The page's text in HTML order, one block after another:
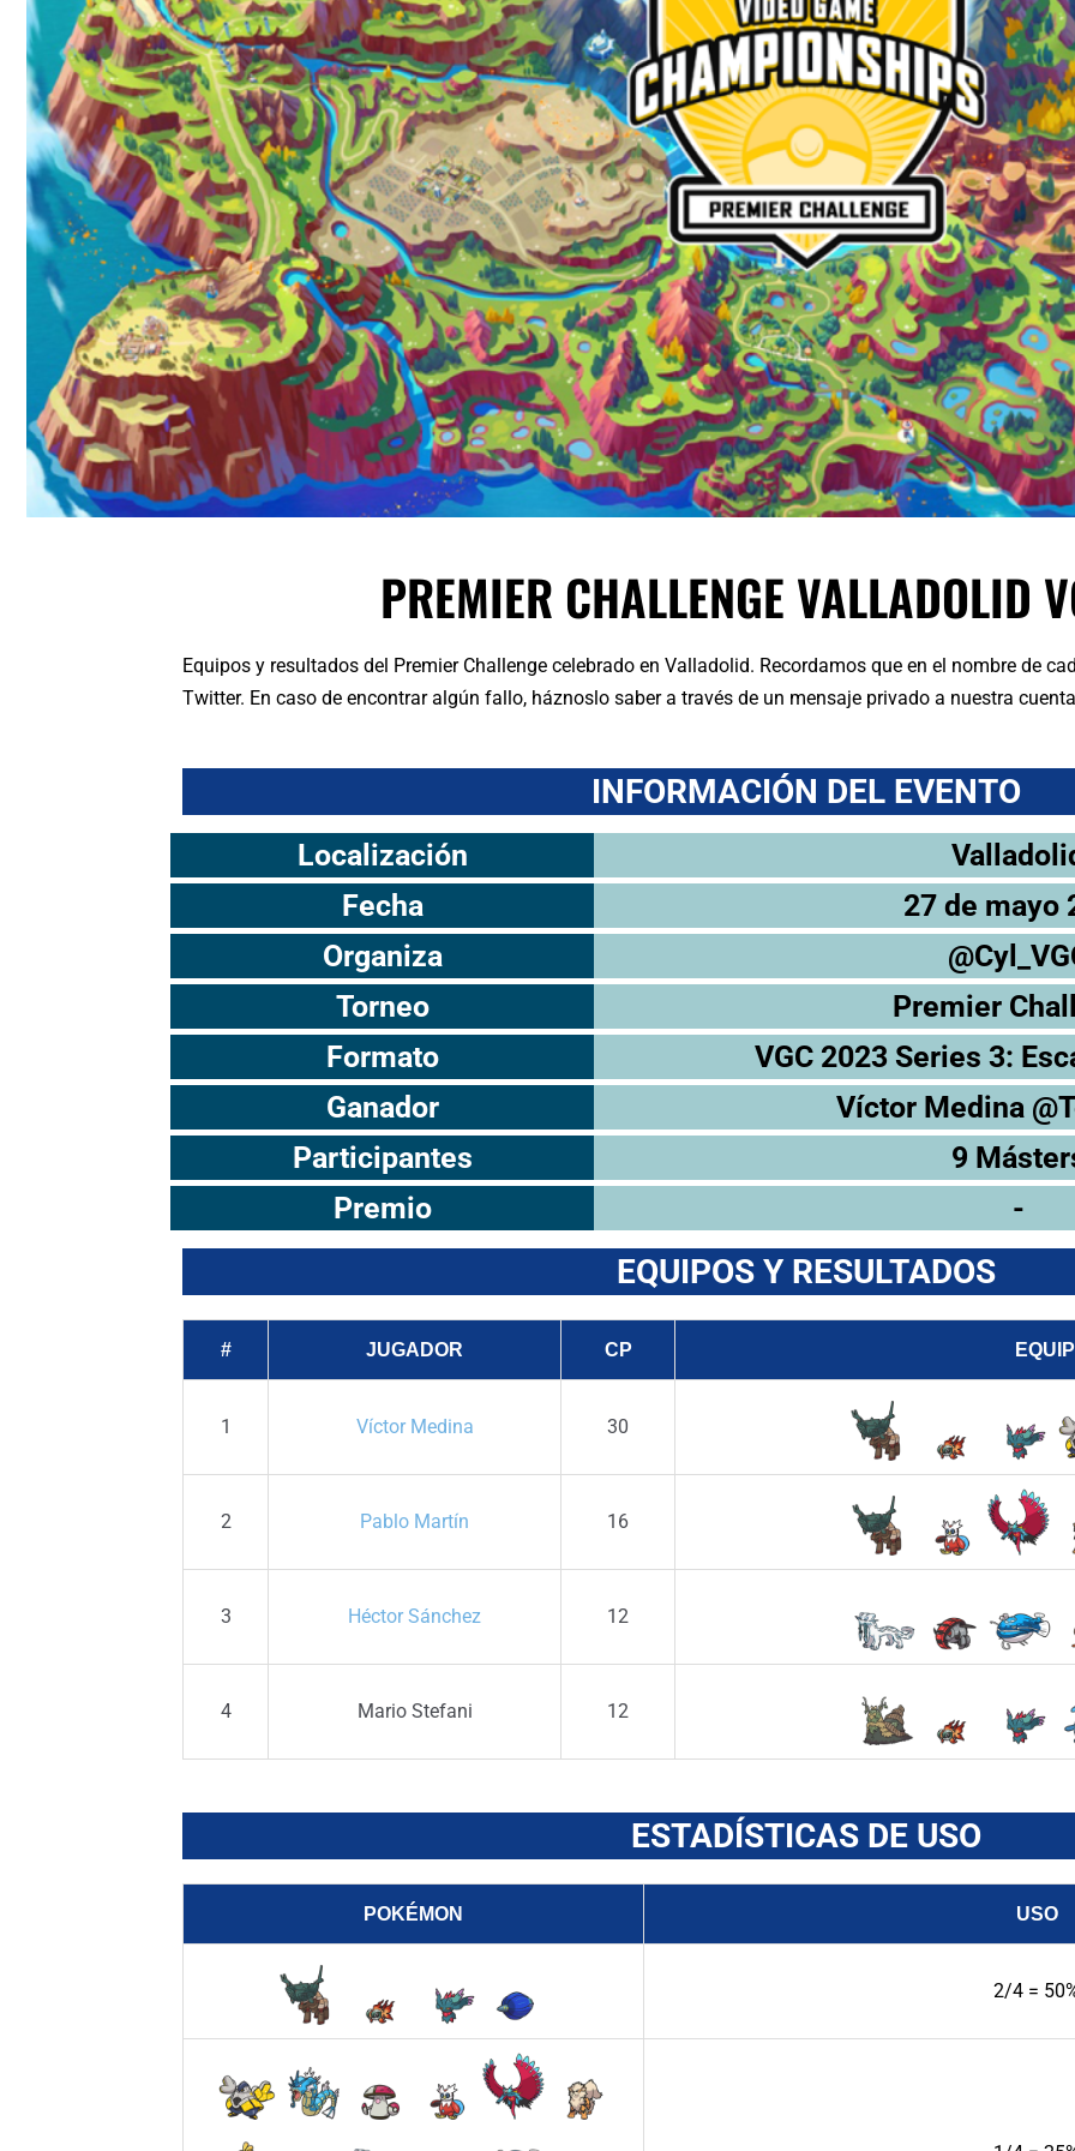
PREMIER CHALLENGE VALLADOLID
Equipos y resultados del Premier Challenge celebrado en Valladolid. Recordamos que en el nombre de
Twitter. En caso de encontrar algún fallo, háznoslo saber a través de un mensaje privado a nuestra
INFORMACIÓN DEL EVENTO
Localización
Fecha
27 de mayo
Organiza
Torneo
Premier
Formato
VGC 2023 Series 3:
Ganador
Víctor Medina
Participantes
9
Premio
-
EQUIPOS Y RESULTADOS
# JUGADOR CP
1 Víctor Medina 30
2 Pablo Martín 16
3 Héctor Sánchez 12
4 Mario Stefani 12
ESTADÍSTICAS DE USO
POKÉMON USO
2/4 =